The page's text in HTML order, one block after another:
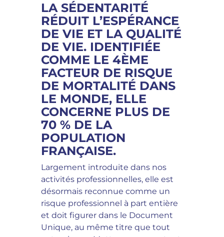
LA SÉDENTARITÉ
RÉDUIT L’ESPÉRANCE
DE VIE ET LA QUALITÉ
DE VIE. IDENTIFIÉE
COMME LE 4ÈME
FACTEUR DE RISQUE
DE MORTALITÉ DANS
LE MONDE, ELLE
CONCERNE PLUS DE
70 % DE LA
POPULATION
FRANÇAISE.
Largement introduite dans nos
activités profe­ssionnelles, elle est
désormais reconnue comme un
risque professionnel à part entière
et doit figurer dans le Document
Unique, au même titre que tout